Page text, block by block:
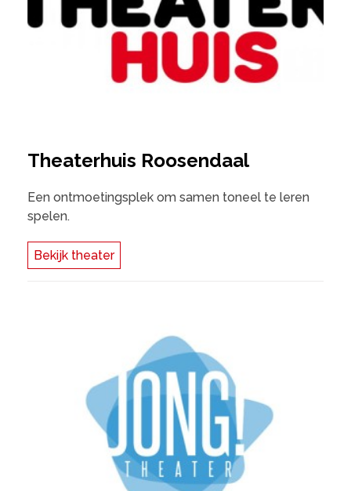
Theaterhuis Roosendaal
Een ontmoetingsplek om samen toneel te leren
spelen.
Bekijk theater